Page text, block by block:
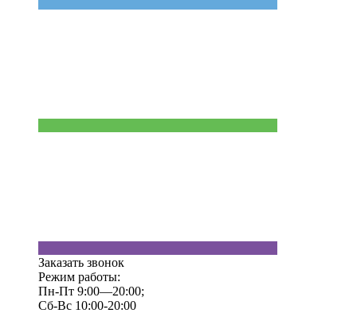
Заказать звонок
Режим работы:
Пн-Пт 9:00—20:00;
Сб-Вс 10:00-20:00